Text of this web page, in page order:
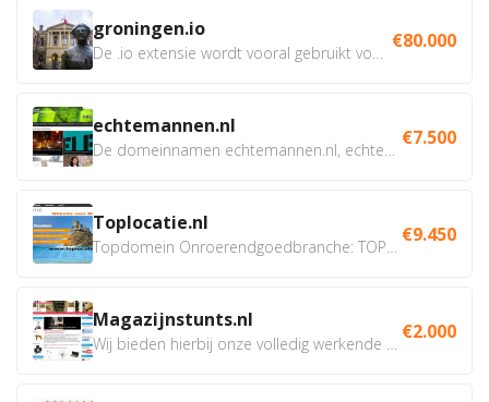
groningen.io €80.000
echtemannen.nl €7.500
Toplocatie.nl €9.450
Magazijnstunts.nl €2.000